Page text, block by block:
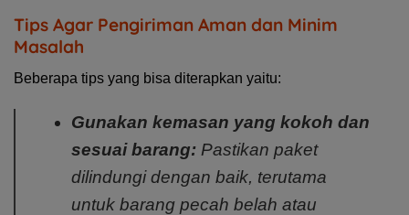
Tips Agar Pengiriman Aman dan Minim
Masalah
Beberapa tips yang bisa diterapkan yaitu:
Gunakan kemasan yang kokoh dan
sesuai barang: Pastikan paket
dilindungi dengan baik, terutama
untuk barang pecah belah atau